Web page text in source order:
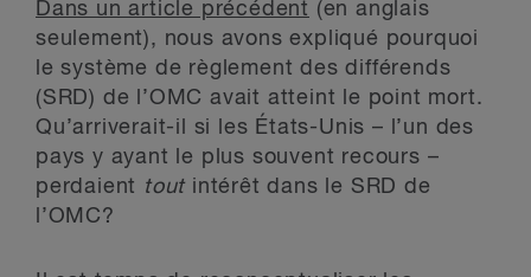
Dans un article précédent (en anglais
seulement), nous avons expliqué pourquoi
le système de règlement des différends
(SRD) de l’OMC avait atteint le point mort.
Qu’arriverait-il si les États-Unis – l’un des
pays y ayant le plus souvent recours –
perdaient tout intérêt dans le SRD de
l’OMC?